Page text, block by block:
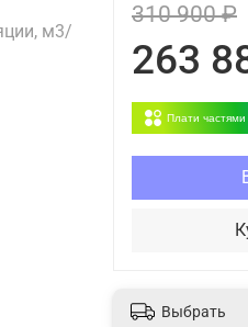
м3/
310 900 ₽
263
Плати частями
Выбрать